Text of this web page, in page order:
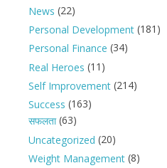
News (22)
Personal Development(181)
Personal Finance (34)
Real Heroes (11)
Self Improvement(214)
Success (163)
सफलता(63)
Uncategorized (20)
Weight Management(8)